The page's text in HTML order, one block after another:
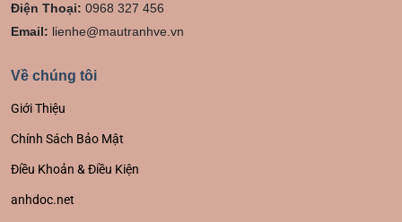
Điện Thoại: 0968 327 456
Email: lienhe@mautranhve.vn
Về chúng tôi
Giới Thiệu
Chính Sách Bảo Mật
Điều Khoản & Điều Kiện
anhdoc.net